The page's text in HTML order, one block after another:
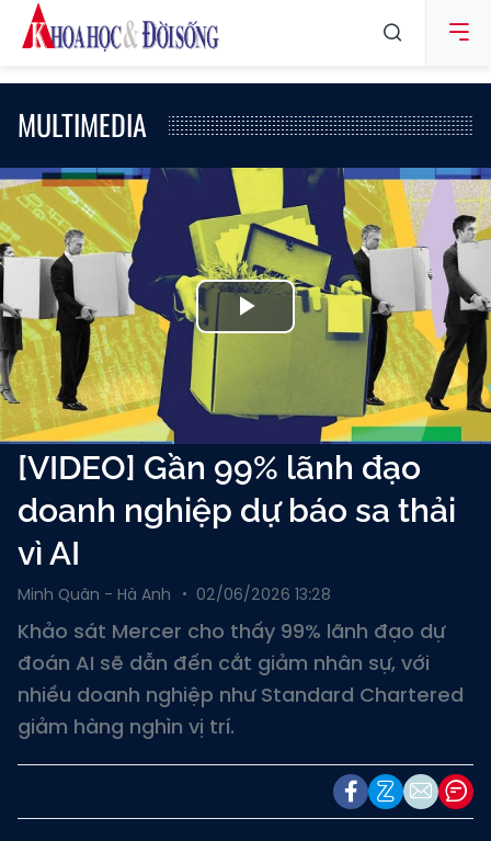
MULTIMEDIA
Play
[VIDEO] Gần 99% lãnh đạo
doanh nghiệp dự báo sa thải
vì AI
Minh Quân - Hà Anh 02/06/2026 13:28
Khảo sát Mercer cho thấy 99% lãnh đạo dự
đoán AI sẽ dẫn đến cắt giảm nhân sự, với
nhiều doanh nghiệp như Standard Chartered
giảm hàng nghìn vị trí.